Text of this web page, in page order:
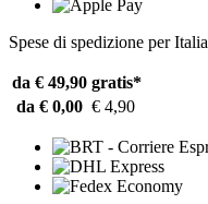
Spese di spedizione per Italia
da € 49,90 gratis*
da € 0,00 € 4,90